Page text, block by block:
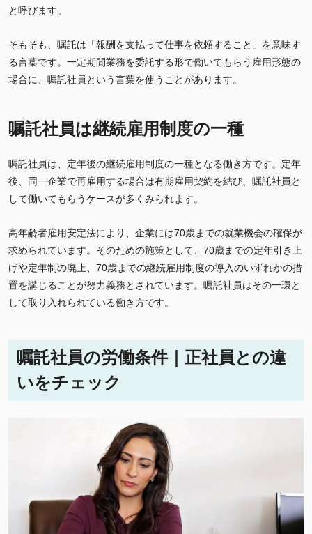
と呼びます。
そもそも、嘱託は「報酬を支払って仕事を依頼すること」を意味す
る言葉です。一定期間業務を委託する形で働いてもらう雇用形態の
場合に、嘱託社員という言葉を使うことがあります。
嘱託社員は継続雇用制度の一種
嘱託社員は、定年後の継続雇用制度の一種となる働き方です。定年
後、同一企業で再雇用する場合は有期雇用契約を結び、嘱託社員と
して働いてもらうケースが多くみられます。
高年齢者雇用安定法により、企業には70歳までの就業機会の確保が
求められています。そのための施策として、70歳までの定年引き上
げや定年制の廃止、70歳までの継続雇用制度の導入のいずれかの措
置を講じることが努力義務とされています。嘱託社員はその一環と
して取り入れられている働き方です。
嘱託社員の労働条件｜正社員との違
いをチェック